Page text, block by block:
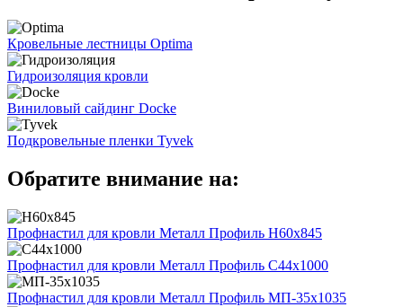
Кровельные лестницы Optima
Гидроизоляция кровли
Виниловый сайдинг Docke
Подкровельные пленки Tyvek
Обратите внимание на:
Профнастил для кровли Металл Профиль Н60х845
Профнастил для кровли Металл Профиль С44х1000
Профнастил для кровли Металл Профиль МП-35х1035